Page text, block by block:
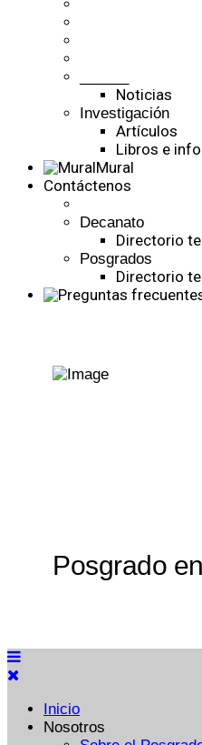
Noticias
Investigación
Artículos
Libros e
Mural
Contáctenos
Decanato
Directorio
Posgrados
Directorio
Posgrado en
Inicio
Nosotros